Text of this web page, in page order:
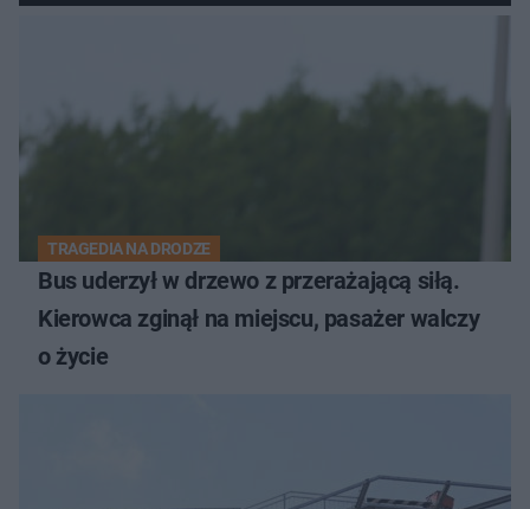
TRAGEDIA NA DRODZE
Bus uderzył w drzewo z przerażającą siłą.
Kierowca zginął na miejscu, pasażer walczy
o życie